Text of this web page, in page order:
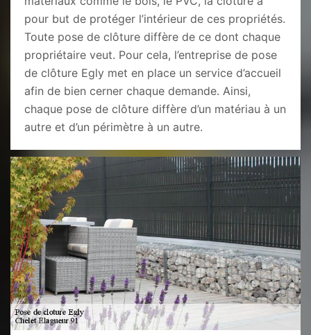
pour but de protéger l’intérieur de ces propriétés.
Toute pose de clôture diffère de ce dont chaque
propriétaire veut. Pour cela, l’entreprise de pose
de clôture Egly met en place un service d’accueil
afin de bien cerner chaque demande. Ainsi,
chaque pose de clôture diffère d’un matériau à un
autre et d’un périmètre à un autre.